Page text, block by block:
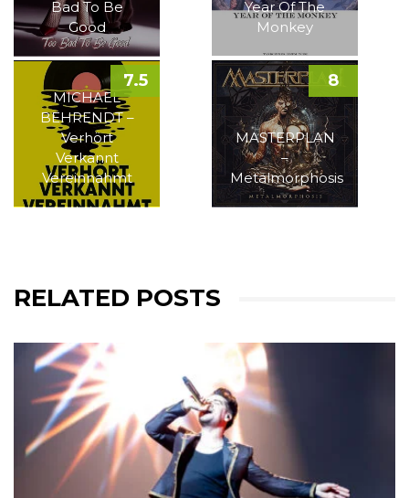
Bad To Be
Good
Year Of The
Monkey
MICHAEL
BEHRENDT –
Verhört
Verkannt
Vereinnahmt
7.5
MASTERPLAN
–
Metalmorphosis
8
RELATED POSTS